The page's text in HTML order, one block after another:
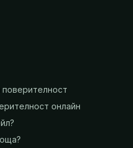
онлайн